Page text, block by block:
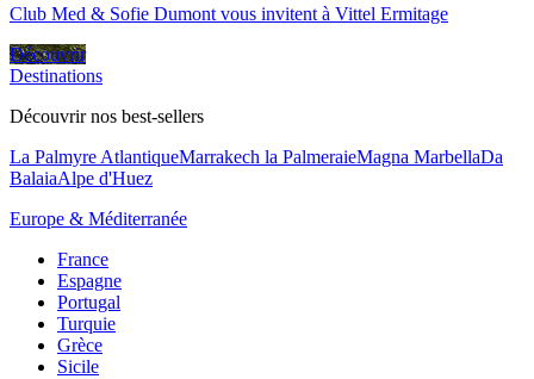
Club Med & Sofie Dumont vous invitent à Vittel Ermitage
Découvrir
Destinations
Découvrir nos best-sellers
La Palmyre AtlantiqueMarrakech la PalmeraieMagna MarbellaDa
BalaiaAlpe d'Huez
Europe & Méditerranée
France
Espagne
Portugal
Turquie
Grèce
Sicile